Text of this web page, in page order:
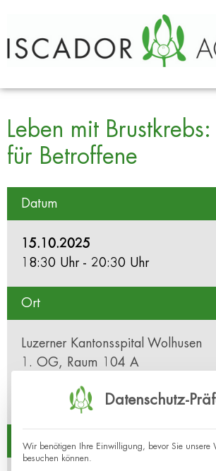
Leben mit
für Betroffene
Datum
15.10.2025
18:30 Uhr - 20:30 Uhr
Ort
Luzerner Kantonsspital Wolhusen
1. OG, Raum 104 A
6110 Wolhusen
Kontakt
Datenschutz-
Wir benötigen Ihre Einwilligung, bevor Sie unsere
besuchen können.